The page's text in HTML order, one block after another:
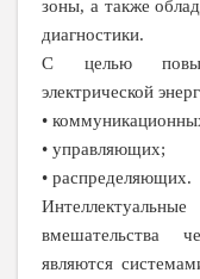
зоны, а также
диагностики.
С целью
электрической
•
• управляющих;
• распределяющих.
вмешательства
являются